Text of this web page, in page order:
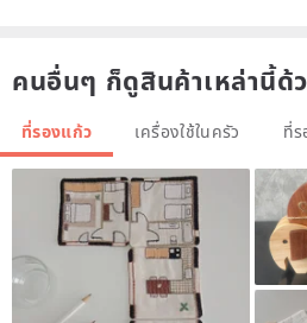
operations: initial preparation of a
a laser machine to engrave and cut
applying protective food safe coatings,
meet the highest quality
the back side. Thanks to this
author-designed, functional and
[Creative Gift]
Set of 4 coasters
คนอื่นๆ ก็ดูสินค้าเหล่านี้ด้
ที่รองแก้ว เครื่องใช้ในครัว ที่